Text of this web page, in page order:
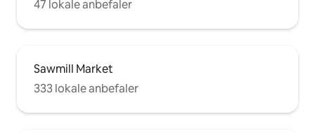
47 lokale anbefaler
Sawmill Market
333 lokale anbefaler